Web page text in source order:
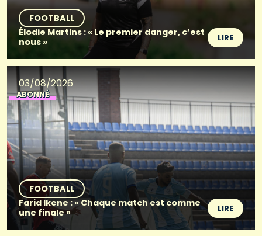
FOOTBALL
Élodie Martins : « Le premier danger, c’est
nous »
LIRE
03/08/2026
ABONNÉ
FOOTBALL
Farid Ikene : « Chaque match est comme
une finale »
LIRE